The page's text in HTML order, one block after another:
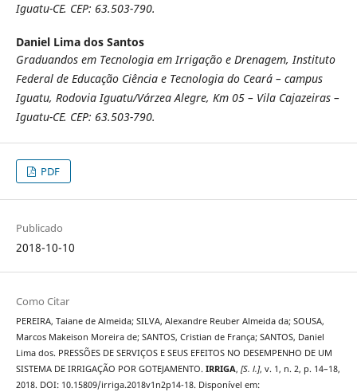
Iguatu-CE. CEP: 63.503-790.
Daniel Lima dos Santos
Graduandos em Tecnologia em Irrigação e Drenagem, Instituto
Federal de Educação Ciência e Tecnologia do Ceará – campus
Iguatu, Rodovia Iguatu/Várzea Alegre, Km 05 – Vila Cajazeiras –
Iguatu-CE. CEP: 63.503-790.
PDF
Publicado
2018-10-10
Como Citar
PEREIRA, Taiane de Almeida; SILVA, Alexandre Reuber Almeida da; SOUSA,
Marcos Makeison Moreira de; SANTOS, Cristian de França; SANTOS, Daniel
Lima dos. PRESSÕES DE SERVIÇOS E SEUS EFEITOS NO DESEMPENHO DE UM
SISTEMA DE IRRIGAÇÃO POR GOTEJAMENTO. IRRIGA, [S. l.], v. 1, n. 2, p. 14–18,
2018. DOI: 10.15809/irriga.2018v1n2p14-18. Disponível em: